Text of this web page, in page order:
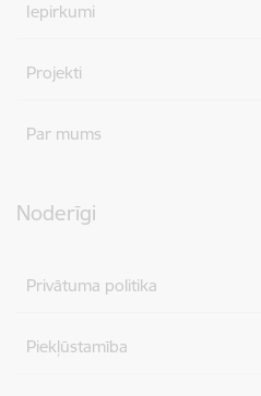
Iepirkumi
Projekti
Par mums
Noderīgi
Privātuma politika
Piekļūstamība